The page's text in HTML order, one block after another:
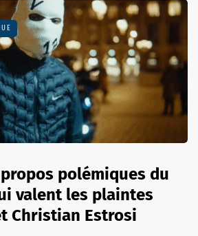
polémiques du
valent les plaintes
Christian Estrosi